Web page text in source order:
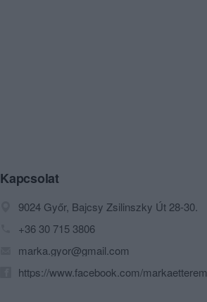
Kapcsolat
9024 Győr, Bajcsy Zsilinszky Út 28-30.
+36 30 715 3806
marka.gyor@gmail.com
https://www.facebook.com/markaetterem